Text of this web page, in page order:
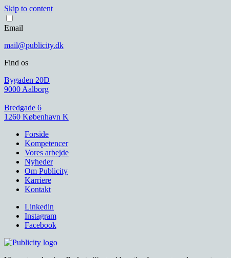
Skip to content
Email
mail@publicity.dk
Find os
Bygaden 20D
9000 Aalborg
Bredgade 6
1260 København K
Forside
Kompetencer
Vores arbejde
Nyheder
Om Publicity
Karriere
Kontakt
Linkedin
Instagram
Facebook